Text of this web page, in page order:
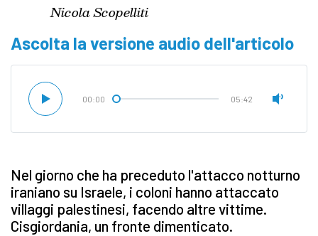
Nicola Scopelliti
Ascolta la versione audio dell'articolo
00:00 05:42
Nel giorno che ha preceduto l'attacco notturno
iraniano su Israele, i coloni hanno attaccato
villaggi palestinesi, facendo altre vittime.
Cisgiordania, un fronte dimenticato.